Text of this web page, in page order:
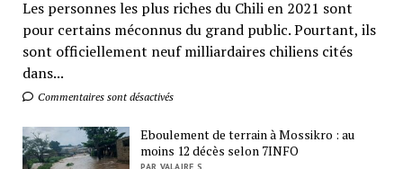
Les personnes les plus riches du Chili en 2021 sont
pour certains méconnus du grand public. Pourtant, ils
sont officiellement neuf milliardaires chiliens cités
dans...
Commentaires sont désactivés
Eboulement de terrain à Mossikro : au
moins 12 décès selon 7INFO
PAR VALAIRE S